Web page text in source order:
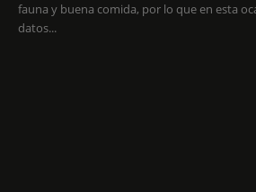
fauna y buena comida, por lo que en esta
datos...